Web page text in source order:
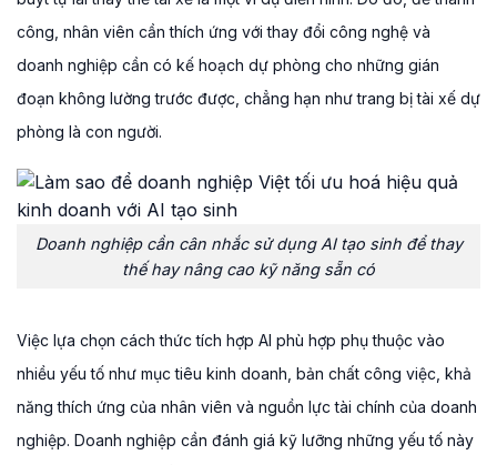
công, nhân viên cần thích ứng với thay đổi công nghệ và
doanh nghiệp cần có kế hoạch dự phòng cho những gián
đoạn không lường trước được, chẳng hạn như trang bị tài xế dự
phòng là con người.
Doanh nghiệp cần cân nhắc sử dụng AI tạo sinh để thay
thế hay nâng cao kỹ năng sẵn có
Việc lựa chọn cách thức tích hợp AI phù hợp phụ thuộc vào
nhiều yếu tố như mục tiêu kinh doanh, bản chất công việc, khả
năng thích ứng của nhân viên và nguồn lực tài chính của doanh
nghiệp. Doanh nghiệp cần đánh giá kỹ lưỡng những yếu tố này